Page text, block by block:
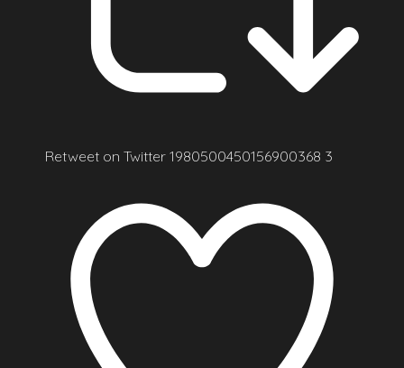
Retweet on Twitter 1980500450156900368 3